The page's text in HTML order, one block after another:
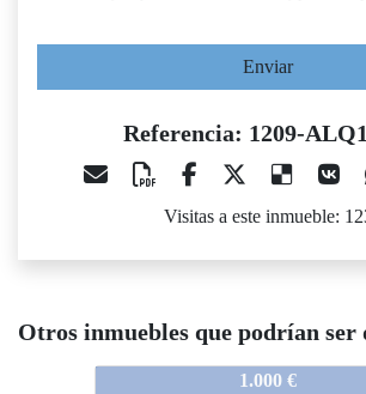
Enviar
Referencia: 1209-
Visitas a este inmueble:
Otros inmuebles que podrían ser
1209-ALQ1-001950 €